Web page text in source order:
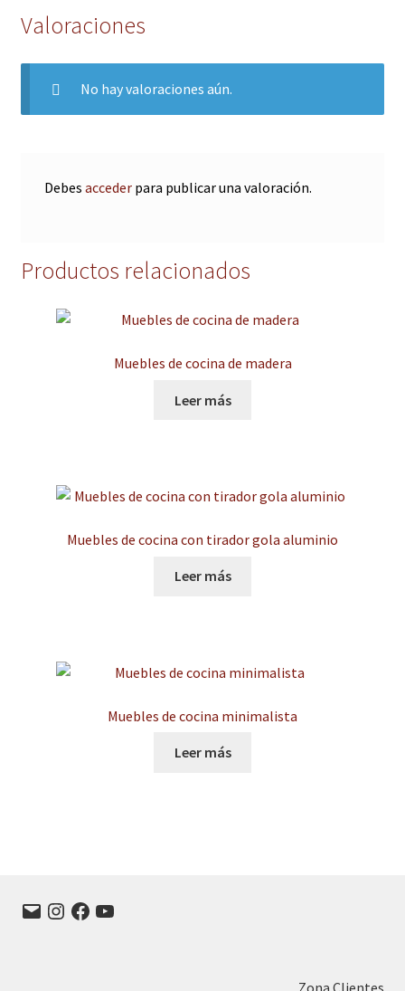
Valoraciones
No hay valoraciones aún.
Debes accederpara publicar una valoración.
Productos relacionados
Muebles de cocina de madera
Leer más
Muebles de cocina con tirador gola aluminio
Leer más
Muebles de cocina minimalista
Leer más
Correo
electrónico
Instagram
Facebook
YouTube
Zona Clientes